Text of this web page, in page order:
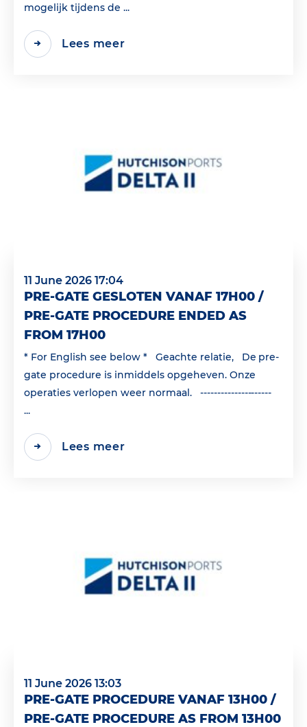
mogelijk tijdens de ...
Lees meer
11 June 2026 17:04
PRE-GATE GESLOTEN VANAF 17H00 /
PRE-GATE PROCEDURE ENDED AS
FROM 17H00
* For English see below * Geachte relatie, De pre-
gate procedure is inmiddels opgeheven. Onze
operaties verlopen weer normaal. ---------------------
...
Lees meer
11 June 2026 13:03
PRE-GATE PROCEDURE VANAF 13H00 /
PRE-GATE PROCEDURE AS FROM 13H00